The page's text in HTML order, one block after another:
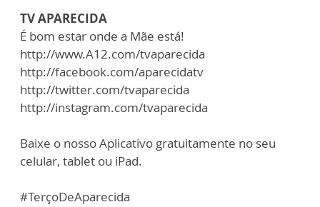
TV APARECIDA
É bom estar onde a Mãe está!
http://www.A12.com/tvaparecida
http://facebook.com/aparecidatv
http://twitter.com/tvaparecida
http://instagram.com/tvaparecida
Baixe o nosso Aplicativo gratuitamente no seu
celular, tablet ou iPad.
#TerçoDeAparecida